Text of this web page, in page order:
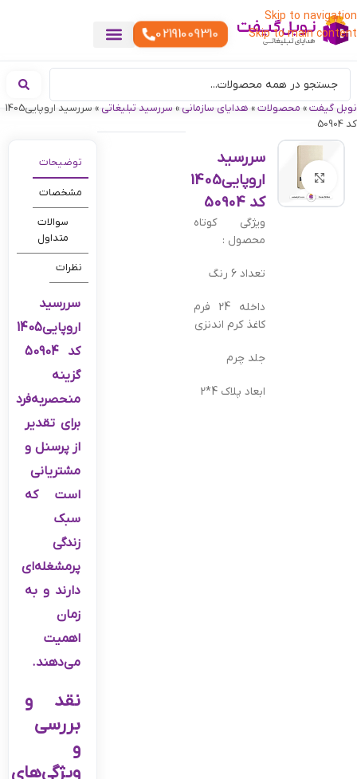
Skip to navigation
Skip to main content
02191009310
نوبل گیفت» محصولات» هدایای سازمانی » سررسید تبلیغاتی »
سررسید اروپایی1405
کد 50904
بزرگنمایی تصویر
سررسید
اروپایی1405
کد 50904
ویژگی کوتاه
محصول :
تعداد 6 رنگ
داخله 24 فرم
کاغذ کرم اندنزی
جلد چرم
ابعاد پلاک 4*2
توضیحات
مشخصات
سوالات
متداول
نظرات
سررسید
اروپایی1405
کد 50904
گزینه
منحصربه‌فرد
برای تقدیر
از پرسنل و
مشتریانی
است که
سبک
زندگی
پرمشغله‌ای
دارند و به
زمان
اهمیت
می‌دهند.
نقد و
بررسی
و
ویژگی‌های